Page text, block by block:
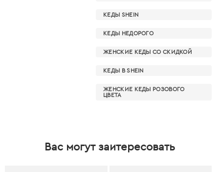
КЕДЫ SHEIN
КЕДЫ НЕДОРОГО
ЖЕНСКИЕ КЕДЫ СО СКИДКОЙ
КЕДЫ В SHEIN
ЖЕНСКИЕ КЕДЫ РОЗОВОГО
ЦВЕТА
Вас могут заитересовать